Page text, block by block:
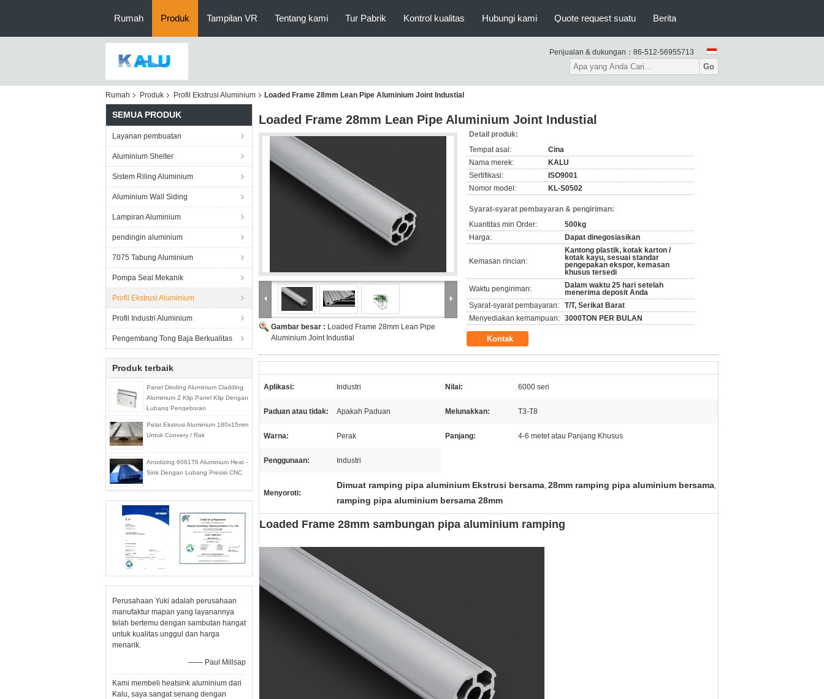
Rumah Produk Tampilan VR Tentang kami Tur Pabrik Kontrol kualitas Hubungi kami Quote request suatu Berita
Penjualan & dukungan： 86-512-56955713
Go
Rumah Produk Profil Ekstrusi Aluminium Loaded Frame 28mm Lean Pipe Aluminium Joint Industial
SEMUA PRODUK
Layanan pembuatan
Aluminium Shelter
Sistem Riling Aluminium
Aluminium Wall Siding
Lampiran Aluminium
pendingin aluminium
7075 Tabung Aluminium
Pompa Seal Mekanik
Profil Ekstrusi Aluminium
Profil Industri Aluminium
Pengembang Tong Baja Berkualitas
Produk terbaik
Panel Dinding Aluminium Cladding
Aluminium Z Klip Panel Klip Dengan
Lubang Pengeboran
Pelat Ekstrusi Aluminium 180x15mm
Untuk Convery / Rak
Anodizing 6061T6 Aluminium Heat -
Sink Dengan Lubang Presisi CNC
Perusahaan Yuki adalah perusahaan
manufaktur mapan yang layanannya
telah bertemu dengan sambutan hangat
untuk kualitas unggul dan harga
menarik.
—— Paul Millsap
Kami membeli heatsink aluminium dari
Kalu, saya sangat senang dengan
Loaded Frame 28mm Lean Pipe Aluminium Joint Industial
Gambar besar : Loaded Frame 28mm Lean Pipe
Aluminium Joint Industial
Detail produk:
Tempat asal:
Cina
Nama merek:
KALU
Sertifikasi:
ISO9001
Nomor model:
KL-S0502
Syarat-syarat pembayaran & pengiriman:
Kuantitas min Order:
500kg
Harga:
Dapat dinegosiasikan
Kemasan rincian:
Kantong plastik, kotak karton /
kotak kayu, sesuai standar
pengepakan ekspor, kemasan
khusus tersedi
Waktu pengiriman:
Dalam waktu 25 hari setelah
menerima deposit Anda
Syarat-syarat pembayaran:
T/T, Serikat Barat
Menyediakan kemampuan: 3000TON PER BULAN
Kontak
Aplikasi: Industri Nilai: 6000 seri
Paduan atau tidak: Apakah Paduan Melunakkan: T3-T8
Warna: Perak Panjang: 4-6 metet atau Panjang Khusus
Penggunaan: Industri
Menyoroti:
Dimuat ramping pipa aluminium Ekstrusi bersama, 28mm ramping pipa aluminium bersama,
ramping pipa aluminium bersama 28mm
Loaded Frame 28mm sambungan pipa aluminium ramping